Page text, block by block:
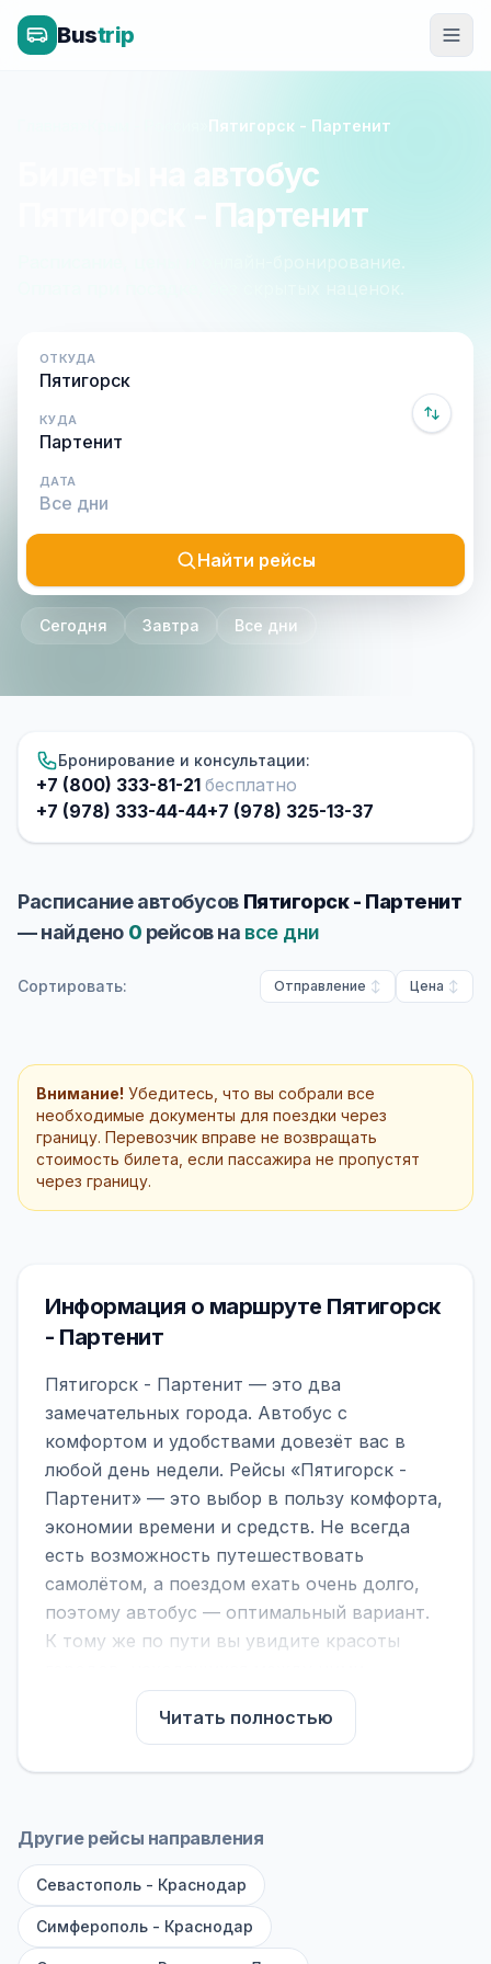
Bustrip
Пятигорск - Партенит
Билеты на автобус
Пятигорск - Партенит
Расписание, цены и онлайн-бронирование.
Оплата при посадке, без скрытых наценок.
ОТКУДА
КУДА
ДАТА
Найти рейсы
Сегодня Завтра Все дни
Бронирование и консультации:
+7 (800) 333-81-21 бесплатно
+7 (978) 333-44-44+7 (978) 325-13-37
Расписание автобусов Пятигорск - Партенит
— найдено 0 рейсов на все дни
Сортировать: Отправление Цена
Внимание! Убедитесь, что вы собрали все
необходимые документы для поездки через
границу. Перевозчик вправе не возвращать
стоимость билета, если пассажира не пропустят
через границу.
Информация о маршруте Пятигорск
- Партенит
Пятигорск - Партенит — это два
замечательных города. Автобус с
комфортом и удобствами довезёт вас в
любой день недели. Рейсы «Пятигорск -
Партенит» — это выбор в пользу комфорта,
экономии времени и средств. Не всегда
есть возможность путешествовать
самолётом, а поездом ехать очень долго,
поэтому автобус — оптимальный вариант.
К тому же по пути вы увидите красоты
На нашем сайте вы можете найти
расписание автобусов Пятигорск -
Партенит, сравнить рейсы и выбрать
обратите внимание на микроавтобусы (8–18
большие автобусы (от 40 мест): у них лучше
подвеска и дорога ощущается меньше.
Читать полностью
Другие рейсы направления
Севастополь - Краснодар
Симферополь - Краснодар